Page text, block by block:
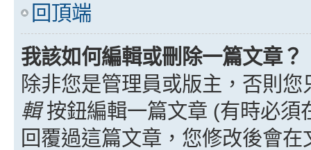
回頂端
我該如何編輯或刪除一篇文章？
除非您是管理員或版主，否則
輯按鈕編輯一篇文章 (有時必須
回覆過這篇文章，您修改後會